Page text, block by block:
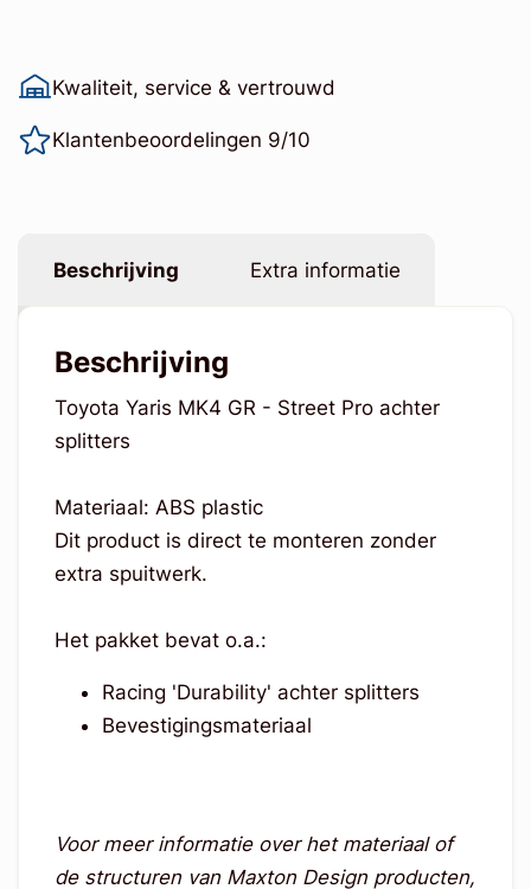
Kwaliteit, service & vertrouwd
Klantenbeoordelingen 9/10
Beschrijving Extra informatie
Beschrijving
Toyota Yaris MK4 GR - Street Pro achter
splitters
Materiaal: ABS plastic
Dit product is direct te monteren zonder
extra spuitwerk.
Het pakket bevat o.a.:
Racing 'Durability' achter splitters
Bevestigingsmateriaal
Voor meer informatie over het materiaal of
de structuren van Maxton Design producten,